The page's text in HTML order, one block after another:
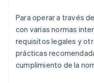
Para operar a través
con varias normas
requisitos legales y
prácticas
cumplimiento de la